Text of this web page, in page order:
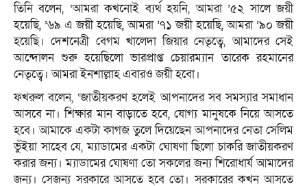
তিনি বলেন, ‘আমরা কখনোই ব্যর্থ হয়নি, আমরা ’৫২ সালে জয়ী
হয়েছি, ’৬৯ এ জয়ী হয়েছি, আমরা ’৭১ জয়ী হয়েছি, আমরা ’৯০ জয়ী
হয়েছি। দেশনেত্রী বেগম খালেদা জিয়ার নেতৃত্বে, আমাদের সেই
আন্দোলন শুরু হয়েছিলো ভারপ্রাপ্ত চেয়ারম্যান তারেক রহমানের
নেতৃত্বে। আমরা ইনশাল্লাহ এবারও জয়ী হবো।
ফখরুল বলেন, ‘জাতীয়করণ হলেই আপনাদের সব সমস্যার সমাধান
আসবে না। শিক্ষার মান বাড়াতে হবে, যোগ্য মানুষকে নিয়ে আসতে
হবে। আমাকে একটা কাগজ তুলে দিয়েছেন আপনাদের নেতা সেলিম
ভুঁইয়া সাহেব যে, ম্যাডামের একটা ঘোষণা ছিলো চাকরি জাতীয়করণ
করার জন্য। ম্যাডামের ঘোষণা তো সকলের জন্য শিরোধার্য আমাদের
জন্য। সেজন্য সরকারে আসতে হবে তো। সরকারের কখন আসতে